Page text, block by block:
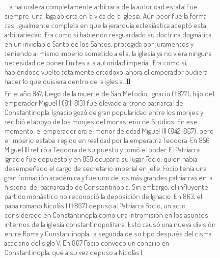
…la naturaleza completamente arbitraria de la autoridad estatal fue
siempre una llaga abierta en la vida de la iglesia. Aún peor fue la forma
casi igualmente completa en que la jerarquía eclesiástica aceptó esta
arbitrariedad. Era como si habiendo resguardado su doctrina dogmática
en un inviolable Santo de los Santos, protegida por juramentos y
teniendo al mismo imperio sometido a ella, la iglesia ya no viera ninguna
necesidad de poner límites a la autoridad imperial. Era como si,
habiéndose vuelto totalmente ortodoxo, ahora el emperador pudiera
hacer lo que quisiera dentro de la iglesia.[1]
En el año 847, luego de la muerte de San Metodio, Ignacio (†877), hijo del
emperador Miguel I (811-813) fue elevado al trono patriarcal de
Constantinopla. Ignacio gozó de gran popularidad entre los monjes y
recibió el apoyo de los monjes del monasterio de Studios. En ese
momento, el emperador era el menor de edad Miguel III (842-867); pero
el imperio estaba regido en realidad por la emperatriz Teodora. En 856
Miguel III retiró a Teodora de su puesto y tomó el poder. El Patriarca
Ignacio fue depuesto y en 858 ocuparía su lugar Focio, quien había
desempeñado el cargo de secretario imperial en jefe. Focio tenía una
gran formación académica y fue uno de los más grandes patriarcas en la
historia del patriarcado de Constantinopla. Sin embargo, el influyente
partido monástico no reconoció la deposición de Ignacio. En 863, el
papa romano Nicolás I (†867) depuso al Patriarca Focio, un acto
considerado en Constantinopla como una intromisión en los asuntos
internos de la iglesia constantinopolitana. Esto causó una nueva división
entre Roma y Constantinopla, la segunda de su tipo después del cisma
acaciano del siglo V. En 867 Focio convocó un concilio en
Constantinopla, que a su vez depuso a Nicolás I.